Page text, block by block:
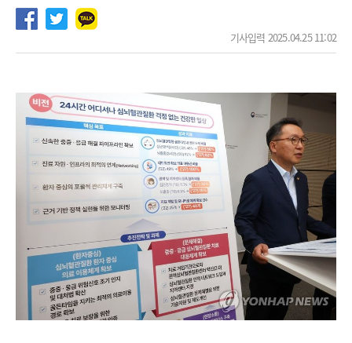
기사입력 2025.04.25 11:02